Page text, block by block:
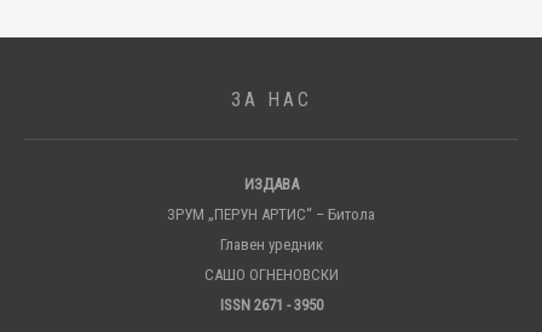
ЗА НАС
ИЗДАВА
ЗРУМ „ПЕРУН АРТИС“ – Битола
Главен уредник
САШО ОГНЕНОВСКИ
ISSN 2671 - 3950